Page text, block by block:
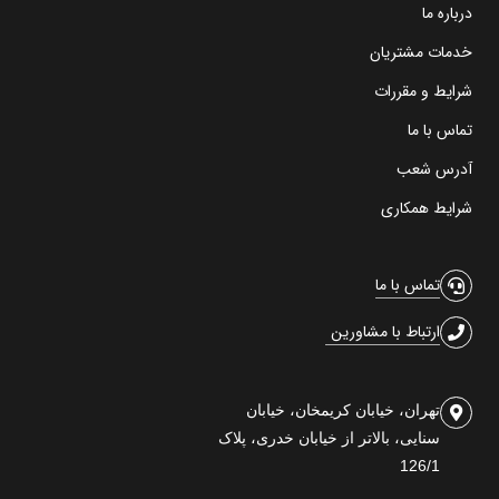
درباره ما
خدمات مشتریان
شرایط و مقررات
تماس با ما
آدرس شعب
شرایط همکاری
تماس با ما
ارتباط با مشاورین
تهران، خیابان کریمخان، خیابان
سنایی، بالاتر از خیابان خدری، پلاک
126/1